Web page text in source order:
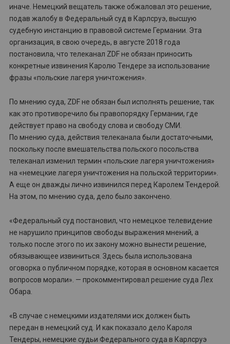
иначе. Немецкий вещатель также обжаловал это решение,
подав жалобу в Федеральный суд в Карлсруэ, высшую
судебную инстанцию в правовой системе Германии. Эта
организация, в свою очередь, в августе 2018 года
постановила, что телеканал ZDF не обязан приносить
конкретные извинения Каролю Тендере за использование
фразы «польские лагеря уничтожения».
По мнению суда, ZDF не обязан был исполнять решение, так
как это противоречило бы правопорядку Германии, где
действует право на свободу слова и свободу СМИ.
По мнению суда, действия телеканала были достаточными,
поскольку после вмешательства польского посольства
телеканал изменил термин «польские лагеря уничтожения»
на «немецкие лагеря уничтожения на польской территории».
А еще он дважды лично извинился перед Каролем Тендерой.
На этом, по мнению суда, дело было закончено.
«Федеральный суд постановил, что немецкое телевидение
не нарушило принципов свободы выражения мнений, а
только после этого по их закону можно вынести решение,
обязывающее извиниться. Здесь была использована
оговорка о публичном порядке, которая в основном касается
вопросов морали». — прокомментировал решение суда Лех
Обара.
«В случае с немецкими издателями иск должен быть
передан в немецкий суд. И как показало дело Кароля
Тендеры, немецкие судьи Федерального суда в Карлсруэ